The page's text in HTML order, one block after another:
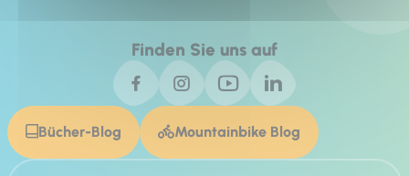
Finden Sie uns auf
Bücher-Blog Mountainbike Blog